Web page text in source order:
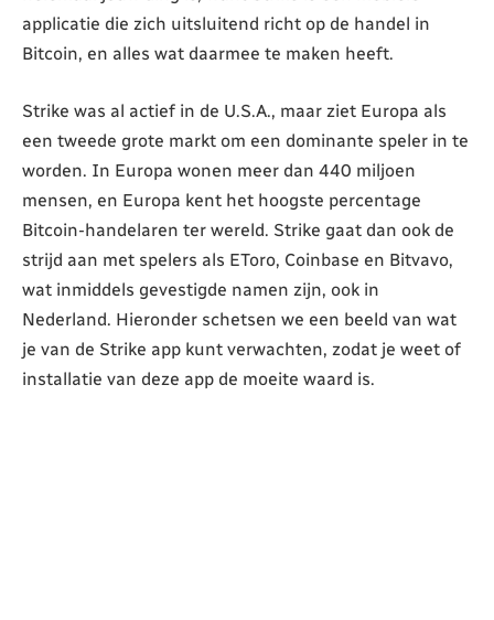
applicatie die zich uitsluitend richt op de handel in
Bitcoin, en alles wat daarmee te maken heeft.
Strike was al actief in de U.S.A., maar ziet Europa als
een tweede grote markt om een dominante speler in te
worden. In Europa wonen meer dan 440 miljoen
mensen, en Europa kent het hoogste percentage
Bitcoin-handelaren ter wereld. Strike gaat dan ook de
strijd aan met spelers als EToro, Coinbase en Bitvavo,
wat inmiddels gevestigde namen zijn, ook in
Nederland. Hieronder schetsen we een beeld van wat
je van de Strike app kunt verwachten, zodat je weet of
installatie van deze app de moeite waard is.